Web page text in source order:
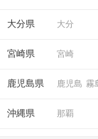
ドキドキの結果
お話しの続きを
アクセス
大分県 大分
宮崎県 宮崎
鹿児島県 鹿児島 霧
沖縄県 那覇